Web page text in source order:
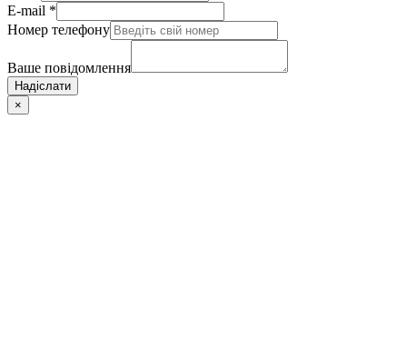
E-mail *
Номер телефону
Ваше повідомлення
Надіслати
×